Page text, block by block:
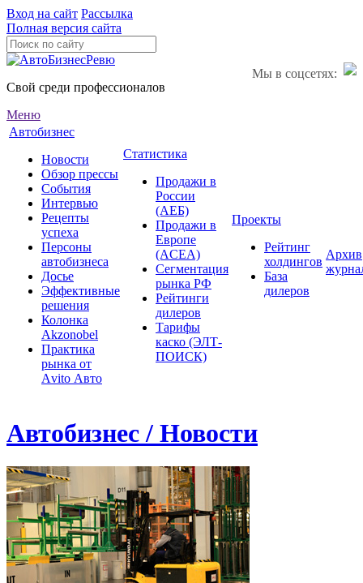
Вход на сайт Рассылка
Полная версия сайта
Мы в соцсетях:
Свой среди профессионалов
Меню
Автобизнес
Новости
Обзор прессы
События
Интервью
Рецепты
успеха
Персоны
автобизнеса
Досье
Эффективные
решения
Колонка
Akzonobel
Практика
рынка от
Аvito Авто
Статистика
Продажи в
России
(АЕБ)
Продажи в
Европе
(ACEA)
Сегментация
рынка РФ
Рейтинги
дилеров
Тарифы
каско (ЭЛТ-
ПОИСК)
Проекты
Рейтинг
холдингов
База
дилеров
Архив
Автобизнес / Новости